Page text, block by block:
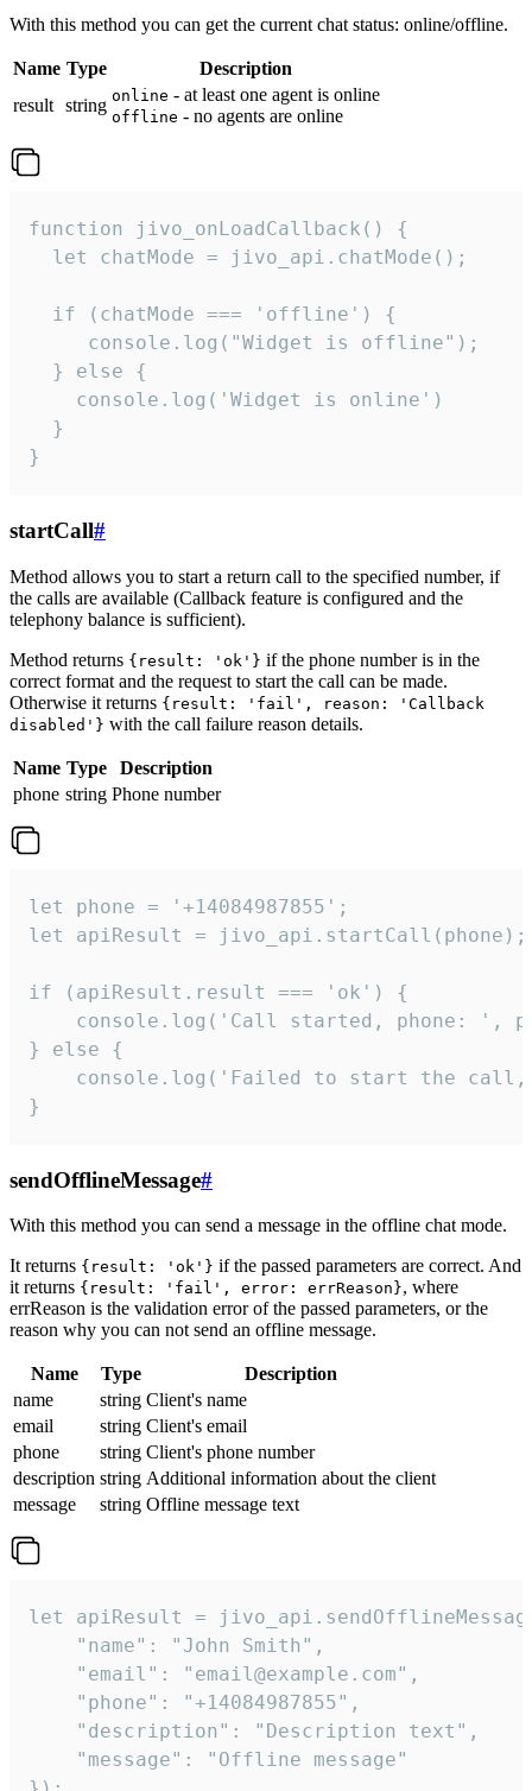
With this method you can get the current chat status: online/offline.
Name Type
Description
result string online - at least one agent is online
offline - no agents are online
function jivo_onLoadCallback() {
  let chatMode = jivo_api.chatMode();
  if (chatMode === 'offline') {
     console.log("Widget is offline");
  } else {
    console.log('Widget is online')
  }
}
startCall#
Method allows you to start a return call to the specified number, if
the calls are available (Callback feature is configured and the
telephony balance is sufficient).
Method returns {result: 'ok'} if the phone number is in the
correct format and the request to start the call can be made.
Otherwise it returns {result: 'fail', reason: 'Callback
disabled'} with the call failure reason details.
Name Type
Description
phone string Phone number
let phone = '+14084987855';
let apiResult = jivo_api.startCall(phone);
if (apiResult.result === 'ok') {
console.log('Call started, phone: ',
} else {
console.log('Failed to start the
}
sendOfflineMessage#
With this method you can send a message in the offline chat mode.
It returns {result: 'ok'} if the passed parameters are correct. And
it returns {result: 'fail', error: errReason}, where
errReason is the validation error of the passed parameters, or the
reason why you can not send an offline message.
Name Type
Description
name
string Client's name
email
string Client's email
phone
string Client's phone number
description string Additional information about the client
message
string Offline message text
let apiResult =
    "name": "John Smith",
    "email": "email@example.com",
    "phone": "+14084987855",
    "description": "Description text",
    "message": "Offline message"